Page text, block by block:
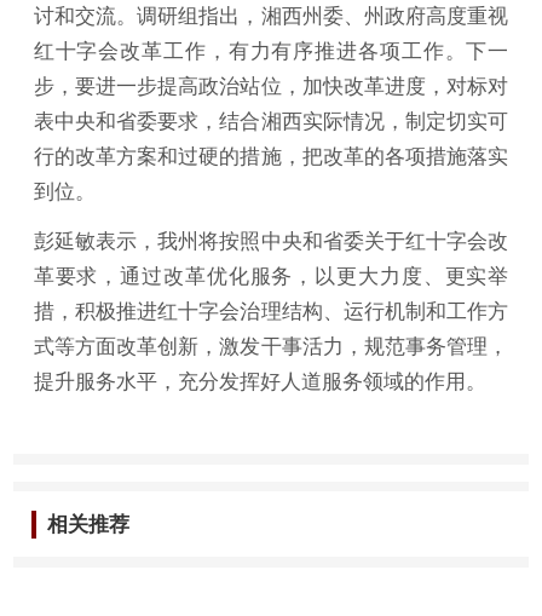
讨和交流。调研组指出，湘西州委、州政府高度重视
红十字会改革工作，有力有序推进各项工作。下一
步，要进一步提高政治站位，加快改革进度，对标对
表中央和省委要求，结合湘西实际情况，制定切实可
行的改革方案和过硬的措施，把改革的各项措施落实
到位。
彭延敏表示，我州将按照中央和省委关于红十字会改
革要求，通过改革优化服务，以更大力度、更实举
措，积极推进红十字会治理结构、运行机制和工作方
式等方面改革创新，激发干事活力，规范事务管理，
提升服务水平，充分发挥好人道服务领域的作用。
相关推荐